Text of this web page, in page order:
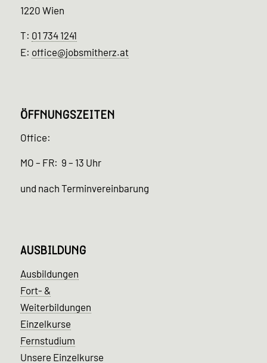
1220 Wien
T: 01 734 1241
E: office@jobsmitherz.at
ÖFFNUNGSZEITEN
Office:
MO – FR: 9 – 13 Uhr
und nach Terminvereinbarung
AUSBILDUNG
Ausbildungen
Fort- &
Weiterbildungen
Einzelkurse
Fernstudium
Unsere Einzelkurse